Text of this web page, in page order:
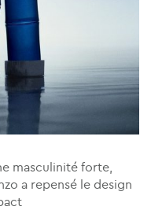
masculinité forte,
a repensé le design